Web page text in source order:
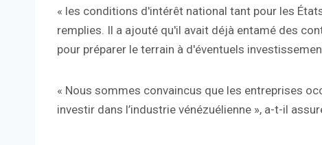
« les conditions d'intérêt national tant pour les
remplies. Il a ajouté qu'il avait déjà entamé des
pour préparer le terrain à d'éventuels
« Nous sommes convaincus que les entreprises
investir dans l’industrie vénézuélienne », a-t-il